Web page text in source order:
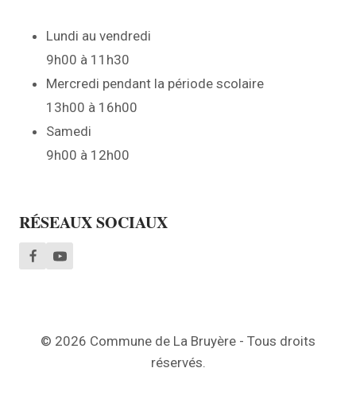
Lundi au vendredi
9h00 à 11h30
Mercredi pendant la période scolaire
13h00 à 16h00
Samedi
9h00 à 12h00
RÉSEAUX SOCIAUX
© 2026 Commune de La Bruyère - Tous droits
réservés.